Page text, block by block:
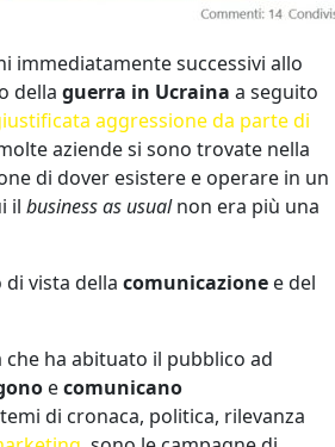
immediatamente successivi allo
dellaguerra in Ucraina a seguito
aggressione da parte di
aziende si sono trovate nella
di dover esistere e operare in un
il business as usualnon era più una
vista della comunicazione e del
che ha abituato il pubblico ad
ecomunicano
di cronaca, politica, rilevanza